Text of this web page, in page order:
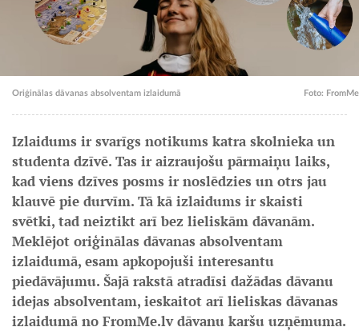
Oriģinālas dāvanas absolventam izlaidumā Foto: FromMe
Izlaidums ir svarīgs notikums katra skolnieka un
studenta dzīvē. Tas ir aizraujošu pārmaiņu laiks,
kad viens dzīves posms ir noslēdzies un otrs jau
klauvē pie durvīm. Tā kā izlaidums ir skaisti
svētki, tad neiztikt arī bez lieliskām dāvanām.
Meklējot oriģinālas dāvanas absolventam
izlaidumā, esam apkopojuši interesantu
piedāvājumu. Šajā rakstā atradīsi dažādas dāvanu
idejas absolventam, ieskaitot arī lieliskas dāvanas
izlaidumā no FromMe.lv dāvanu karšu uzņēmuma.